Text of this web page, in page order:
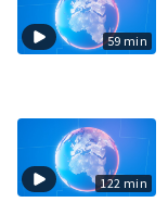
59 min
122 min